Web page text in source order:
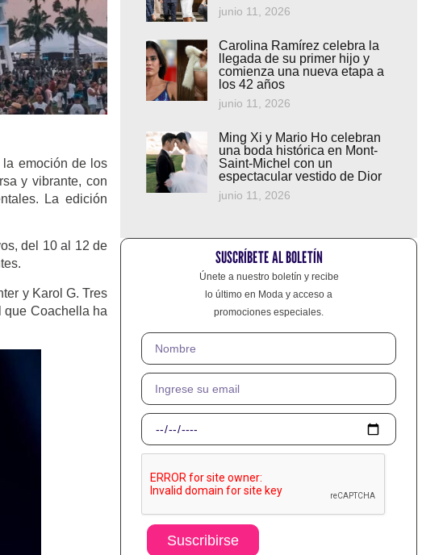
emoción de los
y vibrante, con
La edición
del 10 al 12 de
y Karol G. Tres
que Coachella ha
junio 11, 2026
Carolina Ramírez celebra la
llegada de su primer hijo y
comienza una nueva etapa a
los 42 años
junio 11, 2026
Ming Xi y Mario Ho celebran
una boda histórica en Mont-
Saint-Michel con un
espectacular vestido de Dior
junio 11, 2026
SUSCRÍBETE AL BOLETÍN
Únete a nuestro boletín y recibe
lo último en Moda y acceso a
promociones especiales.
Suscribirse